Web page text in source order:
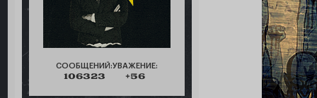
СООБЩЕНИЙ:
106323
УВАЖЕНИЕ:
+56